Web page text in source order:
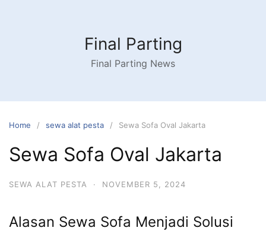
Final Parting
Final Parting News
Home sewa alat pesta Sewa Sofa Oval Jakarta
Sewa Sofa Oval Jakarta
SEWA ALAT PESTA · NOVEMBER 5, 2024
Alasan Sewa Sofa Menjadi Solusi